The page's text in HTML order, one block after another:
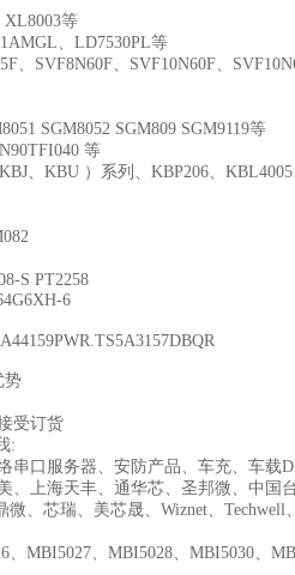
XL8003等
、LD7530PL等
、SVF8N60F、SVF10N60F、
SGM8052 SGM809 SGM9119等
等
、KBU ）系列、KBP206、KBL4005
S PT2258
6
势
受订货
:
串口服务器、安防产品、车充、车载
上海天丰、通华芯、圣邦微、中国
、芯瑞、美芯晟、Wiznet、Techwell
MBI5027、MBI5028、MBI5030、